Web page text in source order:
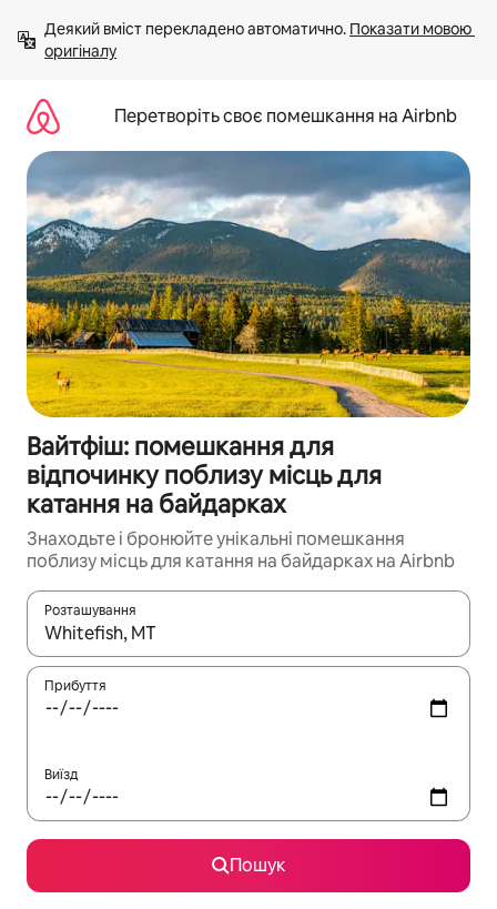
вмісту
Деякий вміст перекладено автоматично. Показати мовою
оригіналу
Перетворіть своє помешкання на Airbnb
Вайтфіш: помешкання для
відпочинку поблизу місць для
катання на байдарках
Знаходьте і бронюйте унікальні помешкання
поблизу місць для катання на байдарках на Airbnb
Розташування
Отримавши результати пошуку, використовуйте для
Прибуття
Виїзд
Пошук